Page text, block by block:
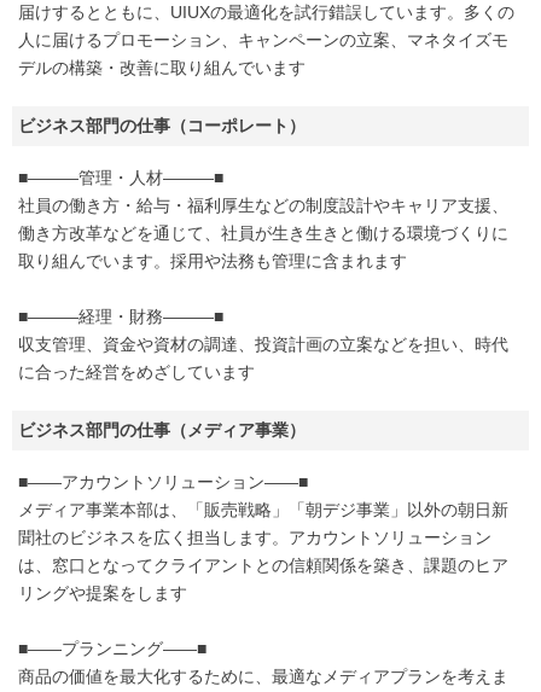
届けするとともに、UIUXの最適化を試行錯誤しています。多くの
人に届けるプロモーション、キャンペーンの立案、マネタイズモ
デルの構築・改善に取り組んでいます
ビジネス部門の仕事（コーポレート）
■―――管理・人材―――■
社員の働き方・給与・福利厚生などの制度設計やキャリア支援、
働き方改革などを通じて、社員が生き生きと働ける環境づくりに
取り組んでいます。採用や法務も管理に含まれます
■―――経理・財務―――■
収支管理、資金や資材の調達、投資計画の立案などを担い、時代
に合った経営をめざしています
ビジネス部門の仕事（メディア事業）
■――アカウントソリューション――■
メディア事業本部は、「販売戦略」「朝デジ事業」以外の朝日新
聞社のビジネスを広く担当します。アカウントソリューション
は、窓口となってクライアントとの信頼関係を築き、課題のヒア
リングや提案をします
■――プランニング――■
商品の価値を最大化するために、最適なメディアプランを考えま